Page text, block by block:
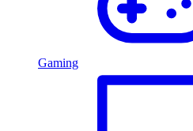
Gaming